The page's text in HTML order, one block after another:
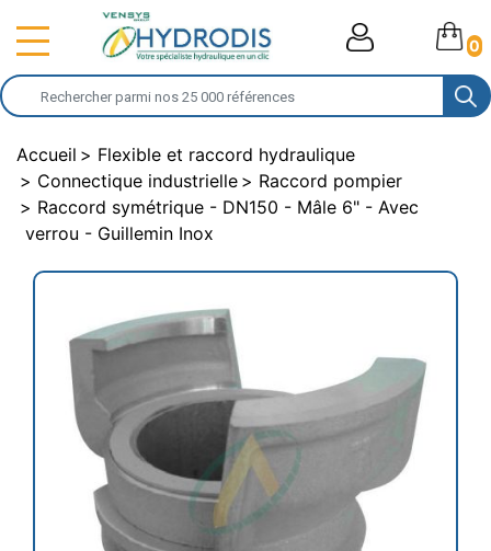
0
Accueil
Flexible et raccord hydraulique
Connectique industrielle
Raccord pompier
Raccord symétrique - DN150 - Mâle 6" - Avec
verrou - Guillemin Inox